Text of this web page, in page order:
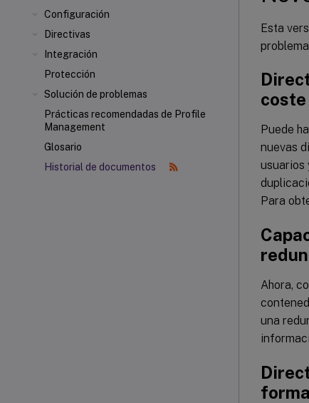
Configuración
Directivas
Integración
Protección
Solución de problemas
Prácticas recomendadas de Profile
Management
Glosario
Historial de documentos
Esta
coste
Puede
nuevas
usuarios
Para
Ahora,
una